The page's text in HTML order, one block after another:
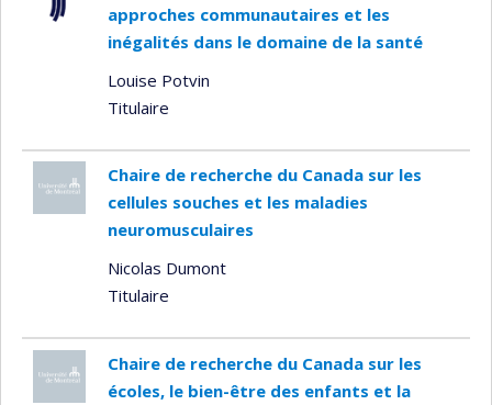
approches communautaires et les
inégalités dans le domaine de la santé
Louise Potvin
Titulaire
Chaire de recherche du Canada sur les
cellules souches et les maladies
neuromusculaires
Nicolas Dumont
Titulaire
Chaire de recherche du Canada sur les
écoles, le bien-être des enfants et la